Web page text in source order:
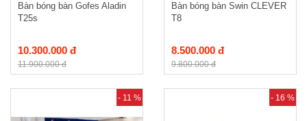
Bàn bóng bàn Gofes Aladin
T25s
10.300.000 đ
11.900.000 đ
Bàn bóng bàn Swin CLEVER
T8
8.500.000 đ
9.800.000 đ
- 11 % - 16 %